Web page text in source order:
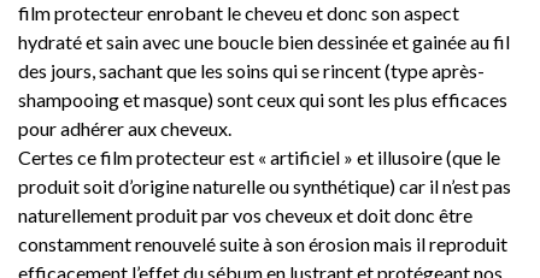
film protecteur enrobant le cheveu et donc son aspect
hydraté et sain avec une boucle bien dessinée et gainée au fil
des jours, sachant que les soins qui se rincent (type après-
shampooing et masque) sont ceux qui sont les plus efficaces
pour adhérer aux cheveux.
Certes ce film protecteur est « artificiel » et illusoire (que le
produit soit d’origine naturelle ou synthétique) car il n’est pas
naturellement produit par vos cheveux et doit donc être
constamment renouvelé suite à son érosion mais il reproduit
efficacement l’effet du sébum en lustrant et protégeant nos